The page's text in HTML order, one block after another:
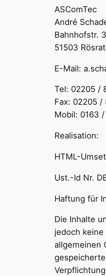
ASComTec
André
Bahnhofstr.
51503
E-Mail:
Tel: 02205 /
Fax: 02205 /
Mobil: 0163
Realisation:
HTML-
Ust.-Id Nr.
Haftung für
Die Inhalte
jedoch
allgemeinen